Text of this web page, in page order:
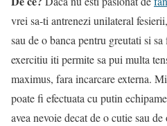
vrei sa-ti antrenezi unilateral
sau de o banca pentru greutati si
exercitiu iti permite sa pui multa
maximus, fara incarcare externa.
poate fi efectuata cu putin
avea nevoie decat de o cutie sau